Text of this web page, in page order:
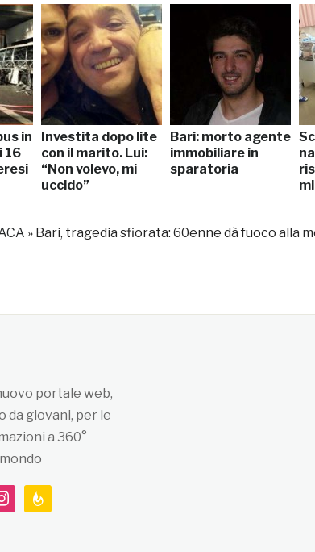
in
16
Investita dopo lite
con il marito. Lui:
“Non volevo, mi
uccido”
Bari: morto agente
immobiliare in
sparatoria
» Bari, tragedia sfiorata: 60enne dà fuoco alla
portale web,
da giovani, per le
a 360°
feedburner